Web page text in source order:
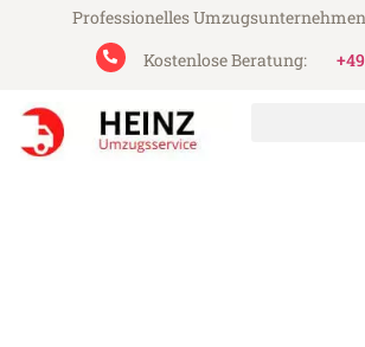
Professionelles
Kostenlose Beratung: